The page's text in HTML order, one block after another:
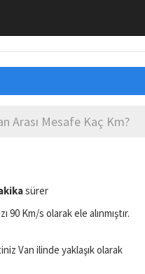
Arası Mesafe Kaç Km?
sürer
Km/s olarak ele alınmıştır.
Van ilinde yaklaşık olarak